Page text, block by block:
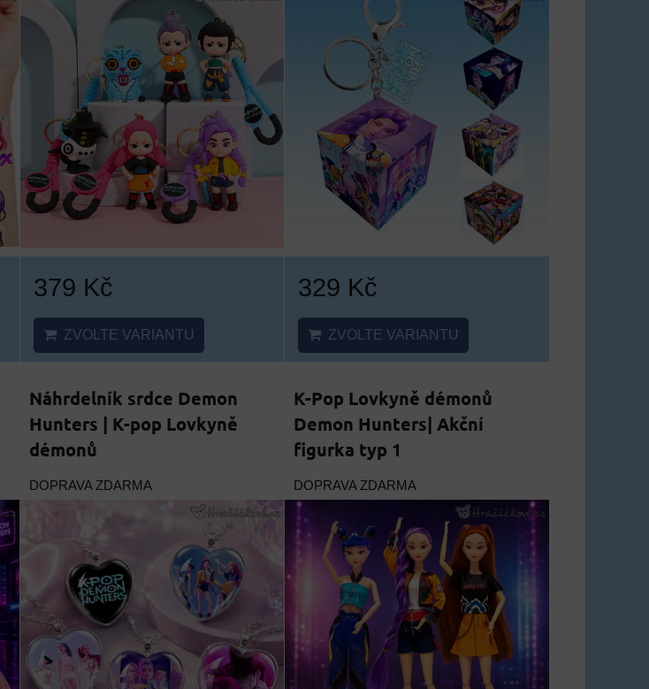
379 Kč
ZVOLTE VARIANTU
329 Kč
ZVOLTE VARIANTU
Náhrdelník srdce Demon
Hunters | K-pop Lovkyně
démonů
DOPRAVA ZDARMA
K-Pop Lovkyně démonů
Demon Hunters| Akční
figurka typ 1
DOPRAVA ZDARMA